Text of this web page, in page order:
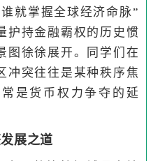
就掌握全球经济命脉”
护持金融霸权的历史惯
图徐徐展开。同学们在
冲突往往是某种秩序焦
是货币权力争夺的延
展之道